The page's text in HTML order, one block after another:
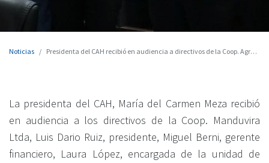
Noticias Presidenta del CAH recibió en audiencia a directivos de la Coop. Agroindustrial Manduvira Ltda.
La presidenta del CAH, María del Carmen Meza recibió
en audiencia a los directivos de la Coop. Manduvira
Ltda, Luis Dario Ruiz, presidente, Miguel Berni, gerente
financiero, Laura López, encargada de la unidad de